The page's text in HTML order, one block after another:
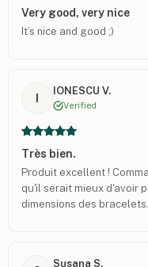
Very good, very nice
It’s nice and good ;)
I
IONESCU V.
Verified
Très bien.
Produit excellent !
qu'il serait mieux d'avoir
dimensions des bracelets.
Susana S.